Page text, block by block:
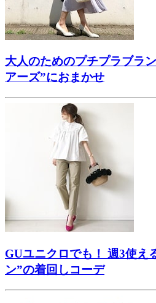
大人のためのプチプラブラ
アーズ”におまかせ
GUユニクロでも！ 週3使え
ン”の着回しコーデ